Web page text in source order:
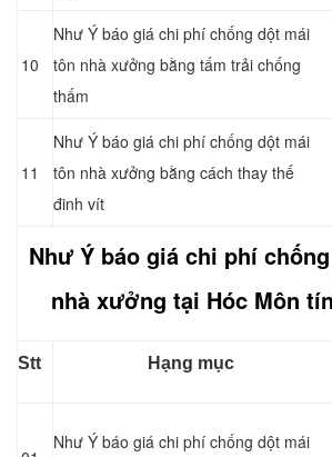
10
Như Ý báo giá chi phí chống dột mái
tôn nhà xưởng bằng tấm trải chống
thấm
11
Như Ý báo giá chi phí chống dột mái
tôn nhà xưởng bằng cách thay thế
đinh vít
Như Ý báo giá chi phí
nhà xưởng tại Hóc Môn
Stt Hạng mục
Như Ý báo giá chi phí chống dột mái